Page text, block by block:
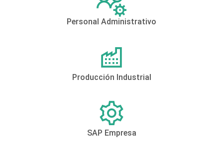
Personal Administrativo
Producción Industrial
SAP Empresa